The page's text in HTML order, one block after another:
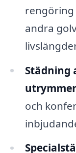
rengöring
andra
Städning
och